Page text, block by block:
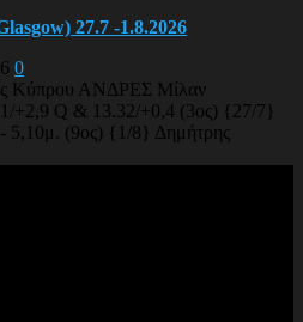
27.7 -1.8.2026
0
Κύπρου ΑΝΔΡΕΣ Μίλαν
+2,9 Q & 13.32/+0,4 (3ος) {27/7}
5,10μ. (9ος) {1/8} Δημήτρης